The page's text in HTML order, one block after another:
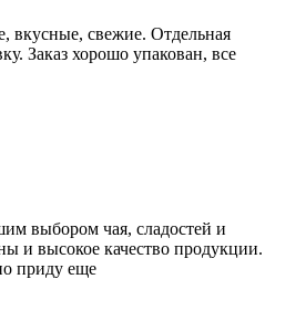
вкусные, свежие. Отдельная
Заказ хорошо упакован, все
выбором чая, сладостей и
и высокое качество продукции.
приду еще